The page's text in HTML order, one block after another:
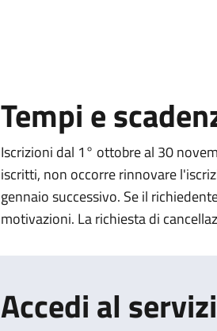
Tempi e
Iscrizioni dal 1° ottobre al 30
iscritti, non occorre rinnovare
gennaio successivo. Se il
motivazioni. La richiesta di
Accedi al